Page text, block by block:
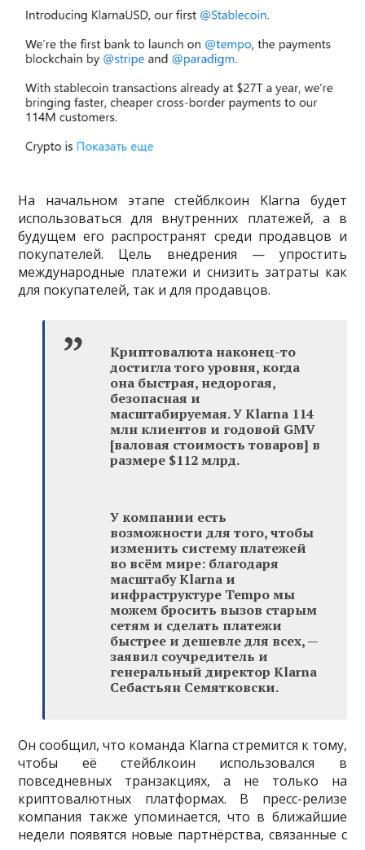
На начальном этапе стейблкоин Klarna будет
использоваться для внутренних платежей, а в
будущем его распространят среди продавцов и
покупателей. Цель внедрения — упростить
международные платежи и снизить затраты как
для покупателей, так и для продавцов.
Криптовалюта наконец-то
достигла того уровня, когда
она быстрая, недорогая,
безопасная и
масштабируемая. У Klarna 114
млн клиентов и годовой GMV
[валовая стоимость товаров] в
размере $112 млрд.
У компании есть
возможности для того, чтобы
изменить систему платежей
во всём мире: благодаря
масштабу Klarna и
инфраструктуре Tempo мы
можем бросить вызов старым
сетям и сделать платежи
быстрее и дешевле для всех, —
заявил соучредитель и
генеральный директор Klarna
Себастьян Семятковски.
Он сообщил, что команда Klarna стремится к тому,
чтобы её стейблкоин использовался в
повседневных транзакциях, а не только на
криптовалютных платформах. В пресс-релизе
компания также упоминается, что в ближайшие
недели появятся новые партнёрства, связанные с